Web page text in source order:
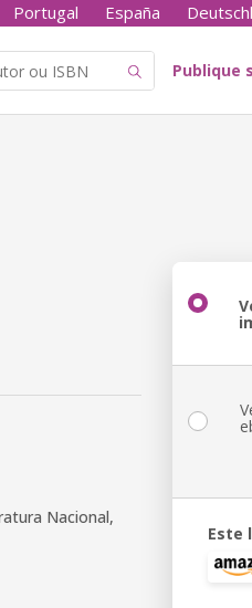
Portugal España
Publique
Nacional,
Este